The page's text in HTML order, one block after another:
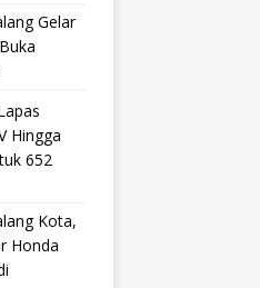
Gelar
Hingga
652
Kota,
Honda